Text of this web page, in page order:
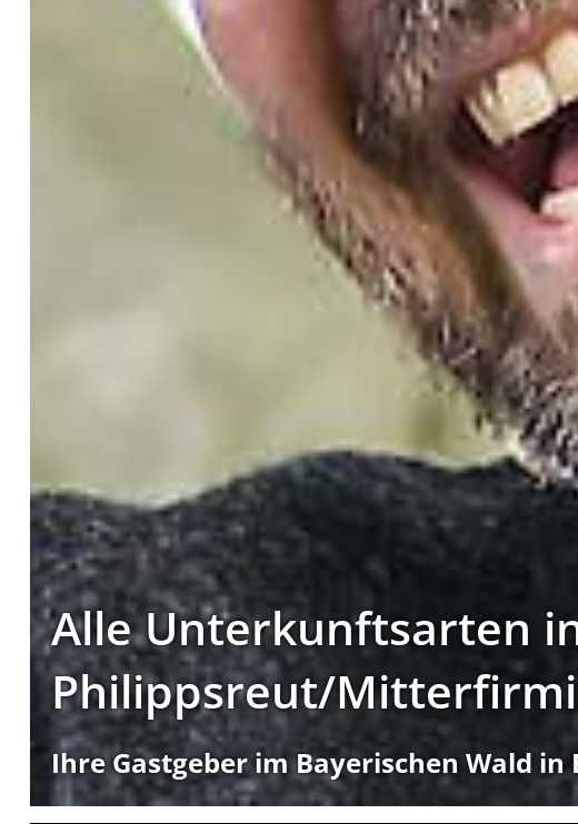
Alle Unterkunftsarten
Philippsreut/
Ihre Gastgeber im Bayerischen Wald in